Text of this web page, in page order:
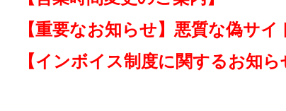
【重要なお知らせ】悪質な偽サ
【インボイス制度に関するお知ら